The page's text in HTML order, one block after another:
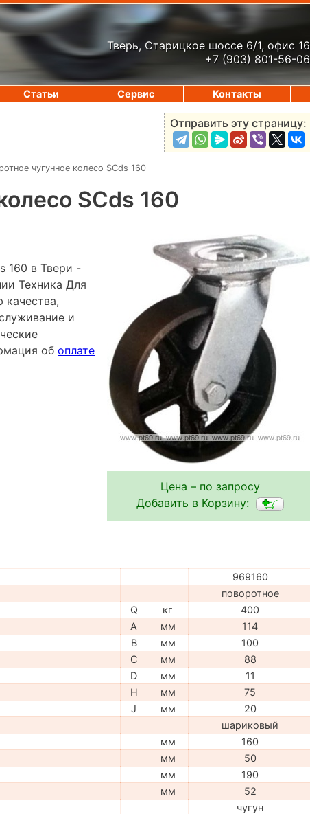
Тверь, Старицкое шоссе 6/1, офис 16
+7 (903) 801-56-06
Отправить эту страницу:
чугунное колесо SCds 160
SCds 160
Цена – по запросу
Добавить в Корзину:
160 в Твери -
Техника Для
качества,
и
об оплате
969160
поворотное
Q кг
400
A мм
114
B мм
100
C мм
88
D мм
11
H мм
75
J мм
20
шариковый
мм
160
мм
50
мм
190
мм
52
чугун
Статьи Сервис Контакты